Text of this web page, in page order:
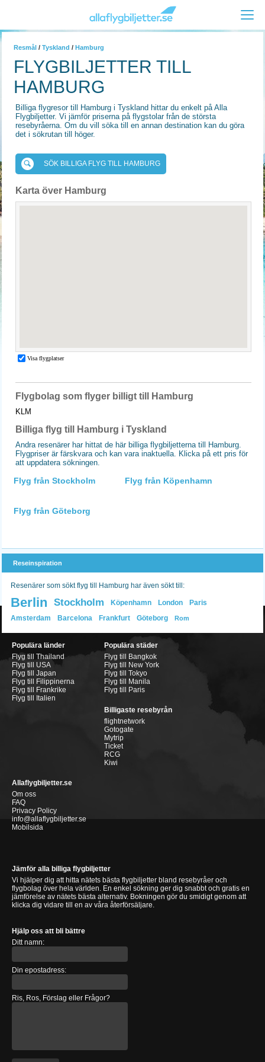
Resmål / Tyskland / Hamburg
FLYGBILJETTER TILL
HAMBURG
Billiga flygresor till Hamburg i Tyskland hittar du enkelt på Alla
Flygbiljetter. Vi jämför priserna på flygstolar från de största
resebyråerna. Om du vill söka till en annan destination kan du göra
det i sökrutan till höger.
SÖK BILLIGA FLYG TILL HAMBURG
Karta över Hamburg
Flygbolag som flyger billigt till Hamburg
KLM
Billiga flyg till Hamburg i Tyskland
Andra resenärer har hittat de här billiga flygbiljetterna till Hamburg.
Flygpriser är färskvara och kan vara inaktuella. Klicka på ett pris för
att uppdatera sökningen.
Flyg från Stockholm Flyg från Köpenhamn
Flyg från Göteborg
Reseinspiration
Resenärer som sökt flyg till Hamburg har även sökt till:
Berlin Stockholm Köpenhamn London
Paris
Amsterdam
Barcelona Frankfurt Göteborg Rom
Populära länder
Flyg till Thailand
Flyg till USA
Flyg till Japan
Flyg till Filippinerna
Flyg till Frankrike
Flyg till Italien
Populära städer
Flyg till Bangkok
Flyg till New York
Flyg till Tokyo
Flyg till Manila
Flyg till Paris
Billigaste resebyrån
flightnetwork
Gotogate
Mytrip
Ticket
RCG
Kiwi
Allaflygbiljetter.se
Om oss
FAQ
Privacy Policy
info@allaflygbiljetter.se
Mobilsida
Jämför alla billiga flygbiljetter
Vi hjälper dig att hitta nätets bästa flygbiljetter bland resebyråer och
flygbolag över hela världen. En enkel sökning ger dig snabbt och gratis en
jämförelse av nätets bästa alternativ. Bokningen gör du smidigt genom att
klicka dig vidare till en av våra återförsäljare.
Hjälp oss att bli bättre
Ditt namn:
Din epostadress:
Ris, Ros, Förslag eller Frågor?